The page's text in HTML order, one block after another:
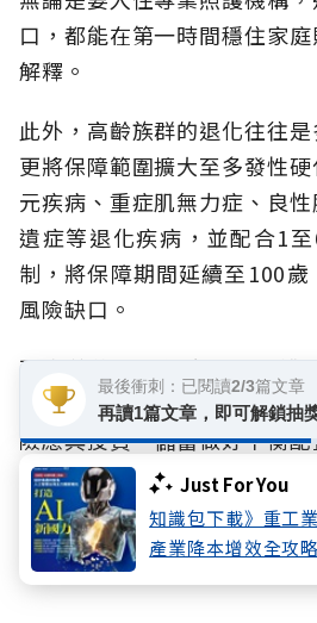
Just For You
知識包下載》重工
產業降本增效全攻略
口，都能在第一時間穩住家
解釋。
此外，高齡族群的退化往往
更將保障範圍擴大至多發性
元疾病、重症肌無力症、良
遺症等退化疾病，並配合1
制，將保障期間延續至100
風險缺口。
再完善的保單終究只是防護
鍵，仍在於整體的財務規劃思
險應與投資、儲蓄做好平衡
保單時，可從「保障期間、
三大面向著手，掌握「提早
則，提早為失智海嘯做好準備
最後衝刺：已閱讀2/3篇文章
再讀1篇文章，即可解鎖抽